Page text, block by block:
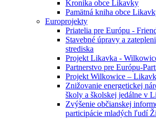
Kronika obce Likavky
Pamätná kniha obce
Europrojekty
Priatelia pre Európu -
Stavebné úpravy a
strediska
Projekt Likavka -
Partnerstvo pre Európu-
Projekt Wilkowice –
Znižovanie energetickej
školy a školskej jedálne v
Zvýšenie občianskej
participácie mladých ľudí